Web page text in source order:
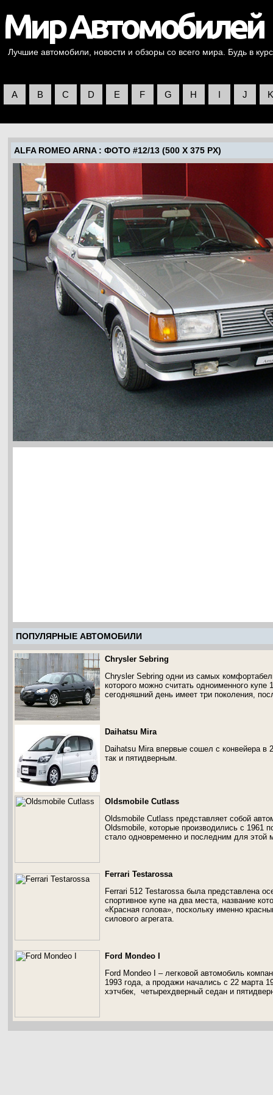
Лучшие автомобили, новости и обзоры со всего мира. Будь в
A B C D E F G H I J K
ALFA ROMEO ARNA: ФОТО #12/13 (500 X 375 PX)
ПОПУЛЯРНЫЕ АВТОМОБИЛИ
Chrysler Sebring
Chrysler Sebring одни из самых
которого можно считать одноименного
сегодняшний день имеет три поколения,
Daihatsu Mira
Daihatsu Mira впервые сошел с конвейера в
так и пятидверным.
Oldsmobile Cutlass
Oldsmobile Cutlass представляет собой
Oldsmobile, которые производились с 1961
стало одновременно и последним для
Ferrari Testarossa
Ferrari 512 Testarossa была представлена
спортивное купе на два места, название
«Красная голова», поскольку именно
силового агрегата.
Ford Mondeo I
Ford Mondeo I – легковой автомобиль
1993 года, а продажи начались с 22 марта
хэтчбек, четырехдверный седан и